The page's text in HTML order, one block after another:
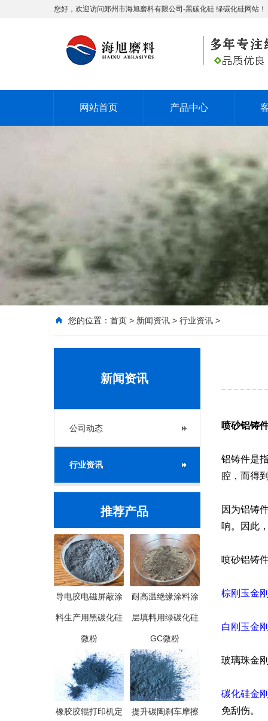
您好，欢迎访问郑州市海旭磨料有限公司-黑碳化硅 绿碳化硅网站！
网站首页 产品中心
您的位置： 首页 > 新闻资讯 > 行业资讯 >
新闻资讯
公司动态
行业资讯
推荐产品
导电胶电磁屏蔽涂
料生产用黑碳化硅
微粉
耐高温绝缘涂料涂
层填料用绿碳化硅
GC微粉
橡胶胶辊打印机定 提升碳陶刹车摩擦
喷砂铝铸
铝铸件是
腔，而得
因为铝铸
响。因此
喷砂铝铸
棕刚玉金
白刚玉金
玻璃珠金
碳化硅金
免刮伤。